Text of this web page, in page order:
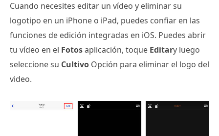
Cuando necesites editar un vídeo y eliminar su
logotipo en un iPhone o iPad, puedes confiar en las
funciones de edición integradas en iOS. Puedes abrir
tu vídeo en el Fotosaplicación, toque Editary luego
seleccione su Cultivo Opción para eliminar el logo del
video.